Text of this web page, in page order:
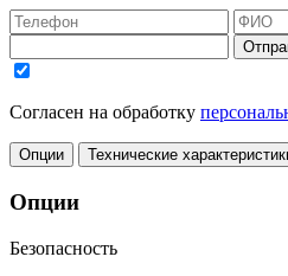
Согласен на обработку
Опции Технические
Опции
Безопасность